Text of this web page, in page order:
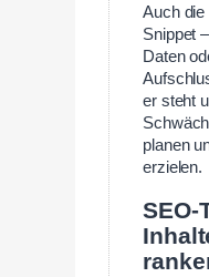
Auch die
Snippet
Daten
er steht
planen
erzielen.
SEO-